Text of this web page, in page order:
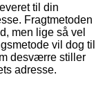
til din
Fragtmetoden
men lige så vel
vil dog til
desværre stiller
adresse.